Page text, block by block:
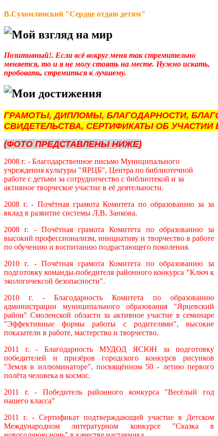
В.Сухомлинский "Сердце отдаю детям"
Мой взгляд на мир
Позитивный!. Если всё вокруг меня так стремительно
меняется, то и я не могу стоять на месте. Нужно искать,
пробовать, стремиться к лучшему.
Мои достижения
ГРАМОТЫ, ДИПЛОМЫ, БЛАГОДАРНОСТИ,
СВИДЕТЕЛЬСТВА, СЕРТИФИКАТЫ ОБ
(ФОТО ПРЕДСТАВЛЕНЫ НИЖЕ)
2008 г. - Благодарственное письмо Муниципального
учреждения культуры "ЯРЦБ", Центра по библиотечной
работе с детьми за сотрудничество с библиотекой и за
активное творческое участие в её деятельности.
2008 г. - Почётная грамота Комитета по образованию за за
вклад в развитие системы Л,В, Занкова.
2008 г. - Почётная грамота Комитета по образованию за
высокий профессионализм, инициативу и творчество в работе
по обучению и воспитанию подрастающего поколения.
2010 г. - Почётная грамота Комитета по образованию за
подготовку команды-победителя районного конкурса "Ключ к
экологичексой безопасности".
2010 г. - Благодарность Комитета по образованию
администрации муниципального образования "Ярцевский
район" Смоленской области за активное участие в семинаре
"Эффективные формы работы с родителями", высокие
показатели в работе, мастерство и творчество.
2011 г. - Благодарность МУДОД ЯСЮН за подготовку
победителей и призёров городского конкурсв рисунков
"Земля в иллюминаторе", посвящённом 50 - летию первого
полёта человека в космос.
2011 г. - Победитель районного конкурса "Весёлый год
нашего класса"
2011 г. - Сертификат подтверждающий участие в Детском
Международном литературном конкурсе "Сказка в